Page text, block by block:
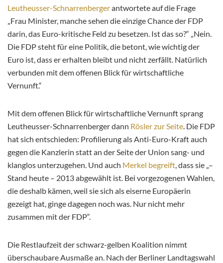
Leutheusser-Schnarrenbergerantwortete auf die Frage
„Frau Minister, manche sehen die einzige Chance der FDP
darin, das Euro-kritische Feld zu besetzen. Ist das so?“ „Nein.
Die FDP steht für eine Politik, die betont, wie wichtig der
Euro ist, dass er erhalten bleibt und nicht zerfällt. Natürlich
verbunden mit dem offenen Blick für wirtschaftliche
Vernunft.“
Mit dem offenen Blick für wirtschaftliche Vernunft sprang
Leutheusser-Schnarrenberger dann Rösler zur Seite. Die FDP
hat sich entschieden: Profilierung als Anti-Euro-Kraft auch
gegen die Kanzlerin statt an der Seite der Union sang- und
klanglos unterzugehen. Und auch Merkel begreift, dass sie „–
Stand heute – 2013 abgewählt ist. Bei vorgezogenen Wahlen,
die deshalb kämen, weil sie sich als eiserne Europäerin
gezeigt hat, ginge dagegen noch was. Nur nicht mehr
zusammen mit der FDP“.
Die Restlaufzeit der schwarz-gelben Koalition nimmt
überschaubare Ausmaße an. Nach der Berliner Landtagswahl